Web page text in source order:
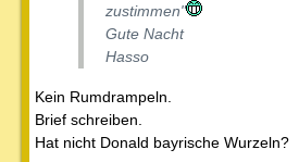
zustimmen"
Gute Nacht
Hasso
Kein Rumdrampeln.
Brief schreiben.
Hat nicht Donald bayrische Wurzeln?